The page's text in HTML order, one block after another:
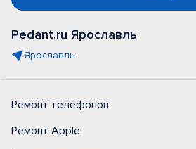
Pedant.ru Ярославль
Ярославль
Ремонт телефонов
Ремонт Apple